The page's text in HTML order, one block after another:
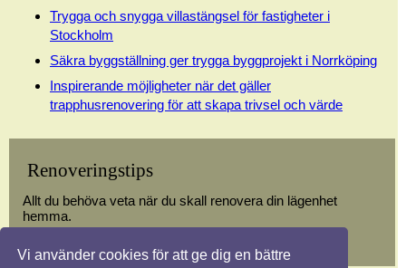
Vi använder cookies för att ge dig en bättre
Trygga och snygga villastängsel för fastigheter i
Stockholm
Säkra byggställning ger trygga byggprojekt i Norrköping
Inspirerande möjligheter när det gäller
trapphusrenovering för att skapa trivsel och värde
Renoveringstips
Allt du behöva veta när du skall renovera din lägenhet
hemma.